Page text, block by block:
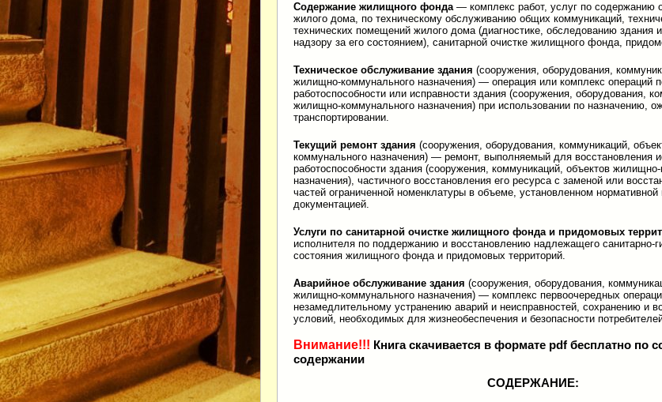
Содержание жилищного фонда — комплекс работ, услуг по содержанию
жилого дома, по техническому обслуживанию общих коммуникаций,
технических помещений жилого дома (диагностике, обследованию здания
надзору за его состоянием), санитарной очистке жилищного фонда,
Техническое обслуживание здания (сооружения, оборудования,
жилищно-коммунального назначения) — операция или комплекс операций
работоспособности или исправности здания (сооружения, оборудования,
жилищно-коммунального назначения) при использовании по назначению,
транспортировании.
Текущий ремонт здания (сооружения, оборудования, коммуникаций,
коммунального назначения) — ремонт, выполняемый для восстановления
работоспособности здания (сооружения, коммуникаций, объектов
назначения), частичного восстановления его ресурса с заменой или
частей ограниченной номенклатуры в объеме, установленном нормативной
документацией.
Услуги по санитарной очистке жилищного фонда и придомовых
исполнителя по поддержанию и восстановлению надлежащего санитарно-
состояния жилищного фонда и придомовых территорий.
Аварийное обслуживание здания (сооружения, оборудования,
жилищно-коммунального назначения) — комплекс первоочередных
незамедлительному устранению аварий и неисправностей, сохранению и
условий, необходимых для жизнеобеспечения и безопасности
Внимание!!! Книга скачивается в формате pdf бесплатно по
содержании
СОДЕРЖАНИЕ: